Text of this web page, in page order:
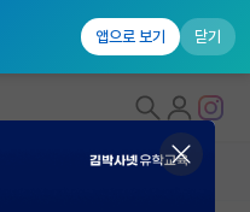
앱으로 보기 닫기